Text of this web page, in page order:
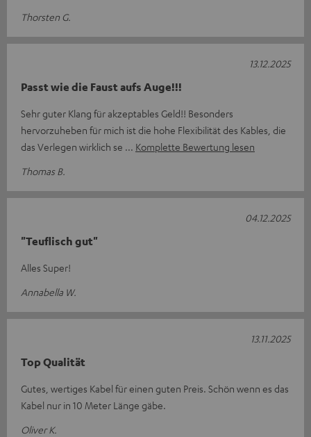
Thorsten G.
Passt wie die Faust aufs Auge!!!
Sehr guter Klang für akzeptables Geld!! Besonders
hervorzuheben für mich ist die hohe Flexibilität des Kables, die
das Verlegen wirklich se
Komplette Bewertung lesen
Thomas B.
13.12.2025
"Teuflisch gut"
Alles Super!
Annabella W.
04.12.2025
Top Qualität
Gutes, wertiges Kabel für einen guten Preis. Schön wenn es das
Kabel nur in 10 Meter Länge gäbe.
Oliver K.
13.11.2025